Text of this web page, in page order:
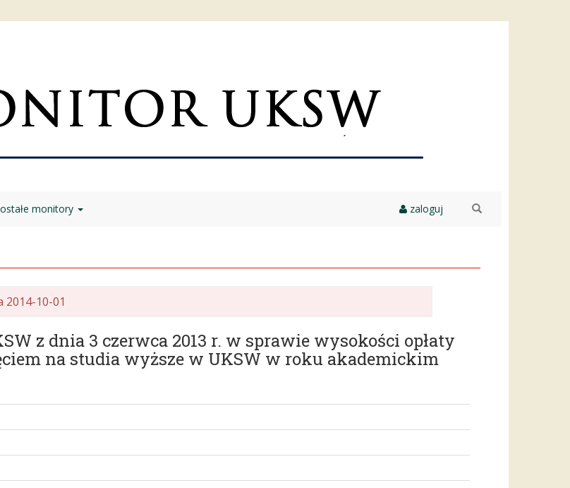
monitory zaloguj
10-01
z dnia 3 czerwca 2013 r. w sprawie wysokości opłaty
na studia wyższe w UKSW w roku akademickim